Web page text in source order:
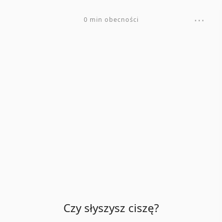
0 min obecności ⋯
Czy słyszysz ciszę?